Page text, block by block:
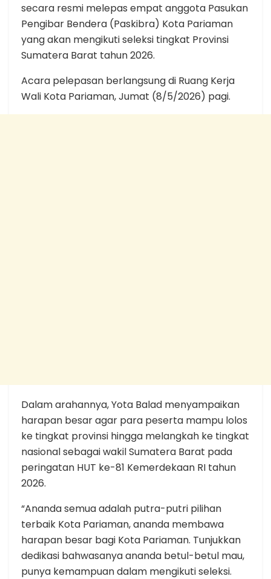
secara resmi melepas empat anggota Pasukan
Pengibar Bendera (Paskibra) Kota Pariaman
yang akan mengikuti seleksi tingkat Provinsi
Sumatera Barat tahun 2026.
Acara pelepasan berlangsung di Ruang Kerja
Wali Kota Pariaman, Jumat (8/5/2026) pagi.
Dalam arahannya, Yota Balad menyampaikan
harapan besar agar para peserta mampu lolos
ke tingkat provinsi hingga melangkah ke tingkat
nasional sebagai wakil Sumatera Barat pada
peringatan HUT ke-81 Kemerdekaan RI tahun
2026.
“Ananda semua adalah putra-putri pilihan
terbaik Kota Pariaman, ananda membawa
harapan besar bagi Kota Pariaman. Tunjukkan
dedikasi bahwasanya ananda betul-betul mau,
punya kemampuan dalam mengikuti seleksi.